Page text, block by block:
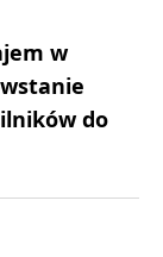
w
do